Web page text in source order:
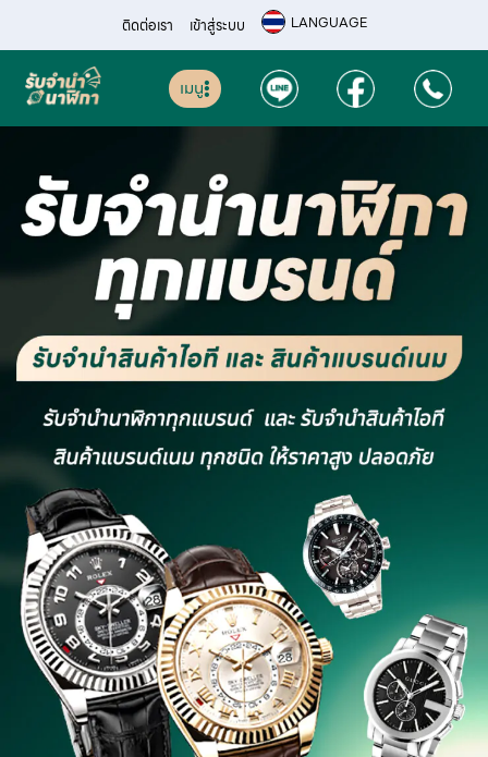
ติดต่อเรา เข้าสู่ระบบ LANGUAGE
เมนู